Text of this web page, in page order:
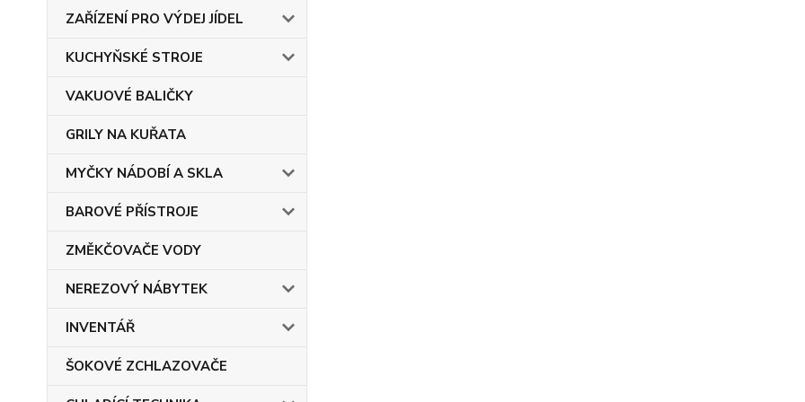
ZAŘÍZENÍ PRO VÝDEJ JÍDEL
KUCHYŇSKÉ STROJE
VAKUOVÉ BALIČKY
GRILY NA KUŘATA
MYČKY NÁDOBÍ A SKLA
BAROVÉ PŘÍSTROJE
ZMĚKČOVAČE VODY
NEREZOVÝ NÁBYTEK
INVENTÁŘ
ŠOKOVÉ ZCHLAZOVAČE